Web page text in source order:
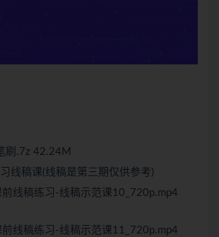
刷.7z 42.24M
线稿课(线稿是第三期仅供参考)
线稿练习-线稿示范课10_720p.mp4
线稿练习-线稿示范课11_720p.mp4